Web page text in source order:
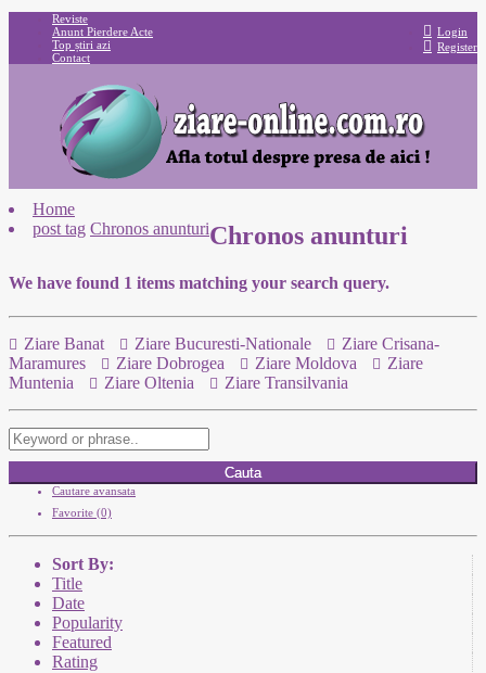
Login
Register
Reviste
Anunt Pierdere Acte
Top știri azi
Contact
Home
post tag Chronos anunturiChronos anunturi
We have found 1 items matching your search query.
Ziare Banat Ziare Bucuresti-Nationale
Ziare Crisana-
Maramures
Ziare Dobrogea Ziare Moldova
Ziare
Muntenia
Ziare Oltenia Ziare Transilvania
Cauta
Cautare avansata
Favorite (0)
Sort By:
Title
Date
Popularity
Featured
Rating